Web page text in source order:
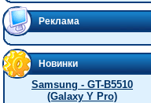
Реклама
Новинки
Samsung - GT-B5510
(Galaxy Y Pro)